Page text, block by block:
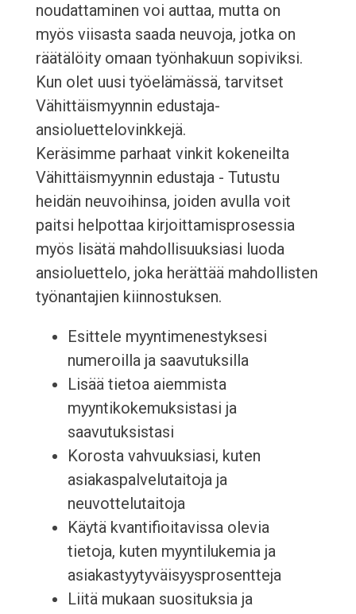
noudattaminen voi auttaa, mutta on
myös viisasta saada neuvoja, jotka on
räätälöity omaan työnhakuun sopiviksi.
Kun olet uusi työelämässä, tarvitset
Vähittäismyynnin edustaja-
ansioluettelovinkkejä.
Keräsimme parhaat vinkit kokeneilta
Vähittäismyynnin edustaja - Tutustu
heidän neuvoihinsa, joiden avulla voit
paitsi helpottaa kirjoittamisprosessia
myös lisätä mahdollisuuksiasi luoda
ansioluettelo, joka herättää mahdollisten
työnantajien kiinnostuksen.
Esittele myyntimenestyksesi
numeroilla ja saavutuksilla
Lisää tietoa aiemmista
myyntikokemuksistasi ja
saavutuksistasi
Korosta vahvuuksiasi, kuten
asiakaspalvelutaitoja ja
neuvottelutaitoja
Käytä kvantifioitavissa olevia
tietoja, kuten myyntilukemia ja
asiakastyytyväisyysprosentteja
Liitä mukaan suosituksia ja